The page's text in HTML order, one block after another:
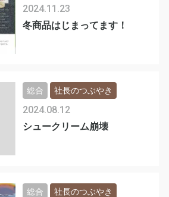
冬商品はじまってます！
2024.11.23
シュークリーム崩壊
2024.08.12
総合 社長のつぶやき
総合 社長のつぶやき